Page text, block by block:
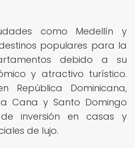
como Medellín y
populares para la
debido a su
y atractivo turístico.
República Dominicana,
Cana y Santo Domingo
inversión en casas y
de lujo.